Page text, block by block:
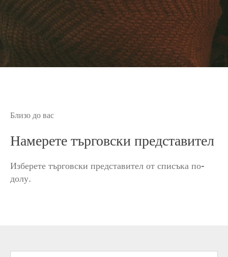
Близо до вас
Намерете търговски представител
Изберете търговски представител от списъка по-
долу.